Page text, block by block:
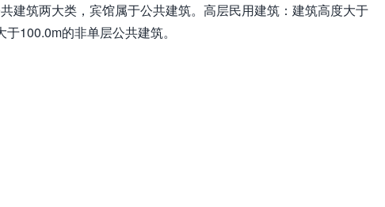
建筑两大类，宾馆属于公共建筑。高层民用建筑：建筑高度大于
100.0m的非单层公共建筑。